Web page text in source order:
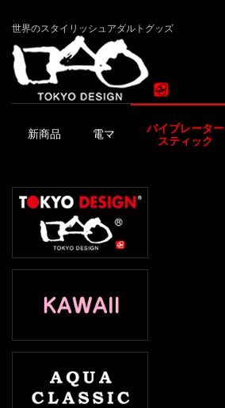
世界のスタイリッシュアダルトグッズ
新商品 電マ
バイブレーター
スティック